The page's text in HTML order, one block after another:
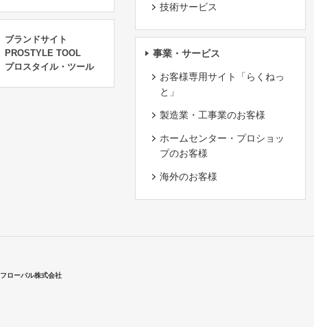
ブランドサイト
PROSTYLE TOOL
プロスタイル・ツール
技術サービス
事業・サービス
お客様専用サイト「らくねっ
と」
製造業・工事業のお客様
ホームセンター・プロショッ
プのお客様
海外のお客様
フローバル株式会社